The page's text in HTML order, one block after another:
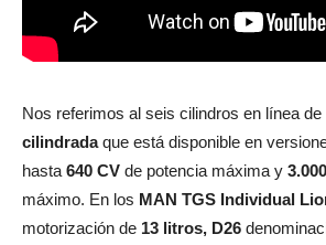
Nos referimos al seis cilindros en línea de
cilindradaque está disponible en
hasta 640 CV de potencia máxima y
máximo. En los MAN TGS Individual
motorización de 13 litros, D26